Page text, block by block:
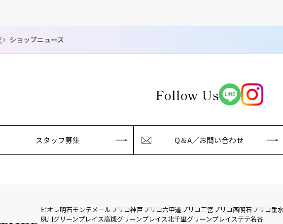
ショップニュース
Follow Us
スタッフ募集 Q＆A／お問い合わせ
ピオレ明石モンテメールプリコ神戸プリコ六甲道プリコ三宮プリコ西明石プリコ垂水
夙川グリーンプレイス高槻グリーンプレイス北千里グリーンプレイステテ名谷